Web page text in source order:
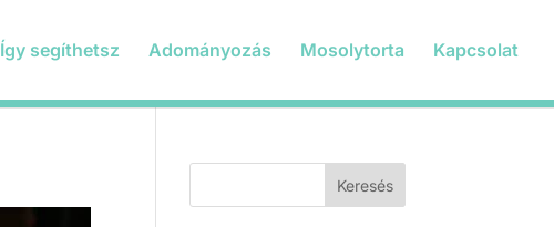
Így segíthetsz Adományozás Mosolytorta Kapcsolat
Keresés